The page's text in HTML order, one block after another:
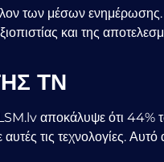
των μέσων
και της
ΤΝ
αποκάλυψε ότι 44%
τις τεχνολογίες.